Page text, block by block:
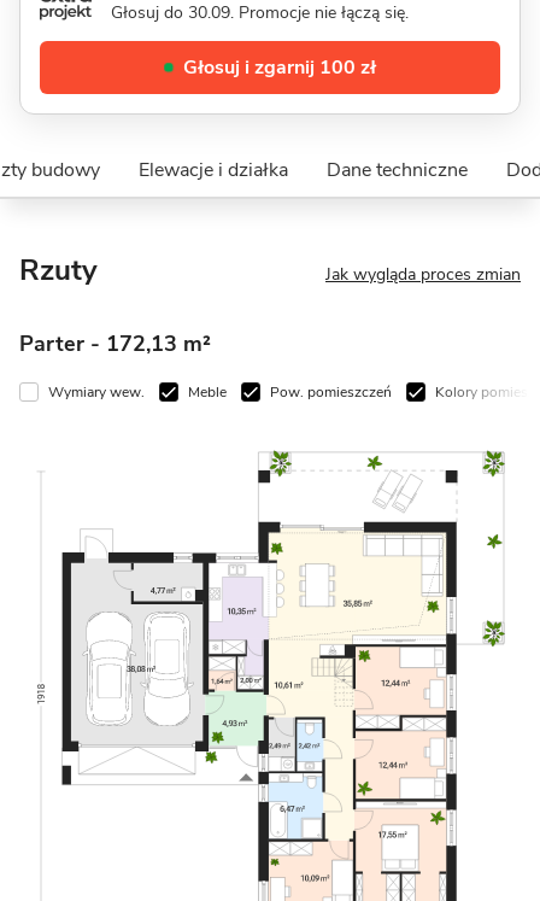
Głosuj do 30.09. Promocje nie łączą się.
Głosuj i zgarnij 100 zł
budowy Elewacje i działka Dane techniczne
Rzuty Jak wygląda proces zmian
Parter - 172,13 m²
Wymiary wew. Meble Pow. pomieszczeń Kolory